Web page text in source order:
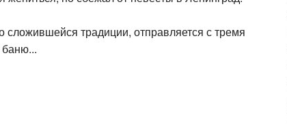
традиции, отправляется с тремя